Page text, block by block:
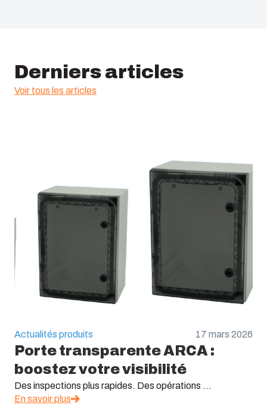
Derniers articles
Voir tous les articles
Actualités produits 17 mars 2026
Porte transparente ARCA :
boostez votre visibilité
Des inspections plus rapides. Des opérations ...
En savoir plus